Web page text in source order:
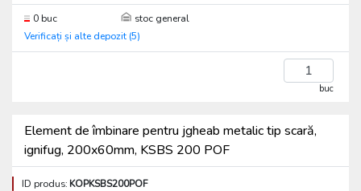
0 buc
stoc general
Verificați și alte depozit (5)
buc
Element de îmbinare pentru jgheab metalic tip scară,
ignifug, 200x60mm, KSBS 200 POF
ID produs:KOPKSBS200POF